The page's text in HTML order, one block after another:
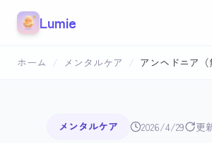
本文へスキップ
Lumie
ホーム / メンタルケア /
メンタルケア 2026/4/29 更